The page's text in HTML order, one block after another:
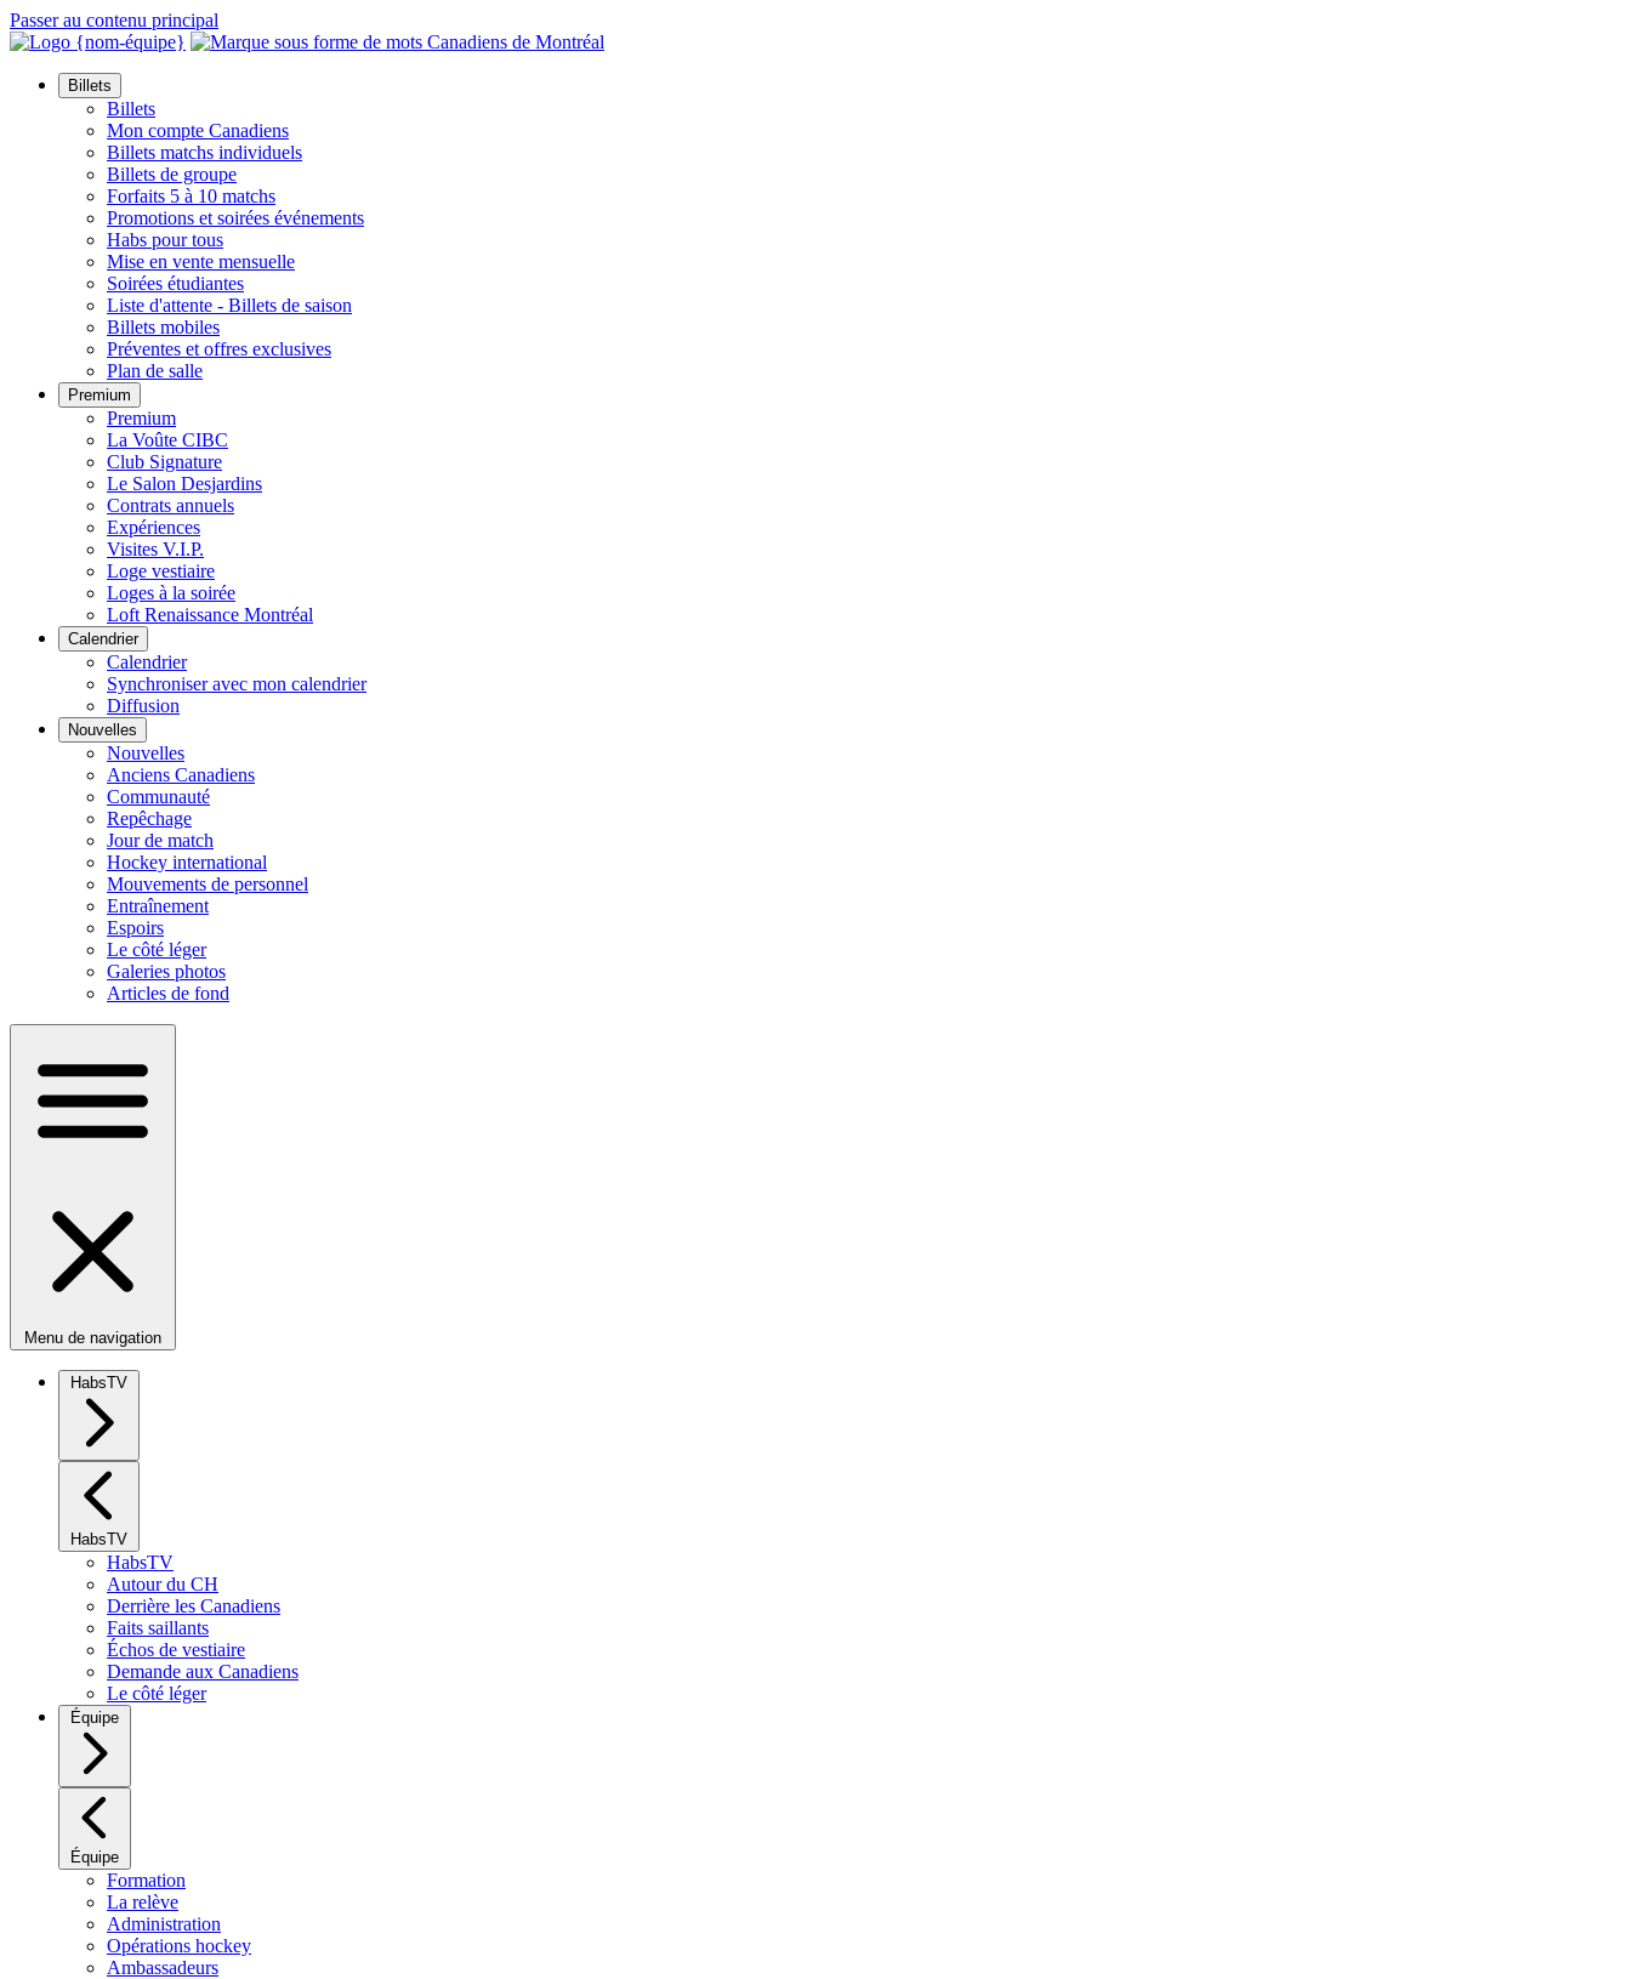
Passer au contenu principal
Billets
Billets
Mon compte Canadiens
Billets matchs individuels
Billets de groupe
Forfaits 5 à 10 matchs
Promotions et soirées événements
Habs pour tous
Mise en vente mensuelle
Soirées étudiantes
Liste d'attente - Billets de saison
Billets mobiles
Préventes et offres exclusives
Plan de salle
Premium
Premium
La Voûte CIBC
Club Signature
Le Salon Desjardins
Contrats annuels
Expériences
Visites V.I.P.
Loge vestiaire
Loges à la soirée
Loft Renaissance Montréal
Calendrier
Calendrier
Synchroniser avec mon calendrier
Diffusion
Nouvelles
Nouvelles
Anciens Canadiens
Communauté
Repêchage
Jour de match
Hockey international
Mouvements de personnel
Entraînement
Espoirs
Le côté léger
Galeries photos
Articles de fond
Menu de navigation
HabsTV
HabsTV
HabsTV
Autour du CH
Derrière les Canadiens
Faits saillants
Échos de vestiaire
Demande aux Canadiens
Le côté léger
Équipe
Équipe
Formation
La relève
Administration
Opérations hockey
Ambassadeurs